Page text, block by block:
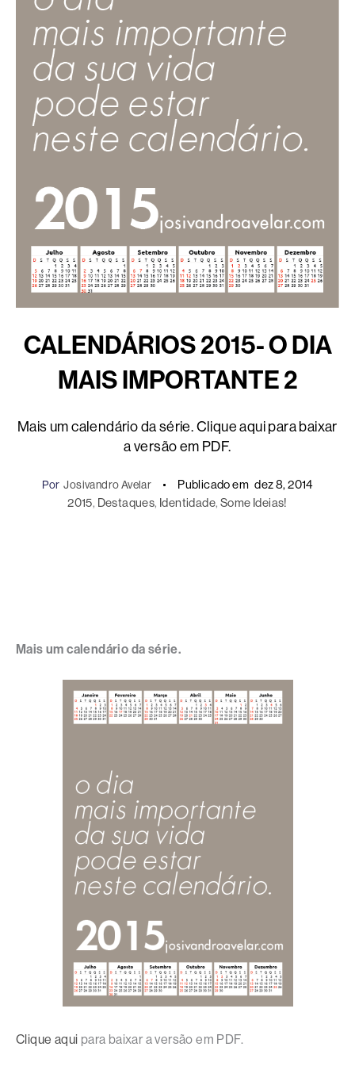
CALENDÁRIOS 2015- O DIA
MAIS IMPORTANTE 2
Mais um calendário da série. Clique aqui para baixar
a versão em PDF.
Por Josivandro Avelar Publicado em dez 8, 2014
2015, Destaques, Identidade, Some Ideias!
Mais um calendário da série.
Clique aqui para baixar a versão em PDF.